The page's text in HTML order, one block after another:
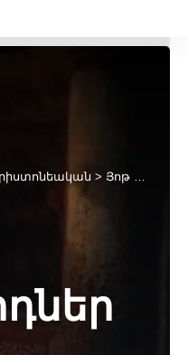
> Յոթ խորհուրդներ և առաքինություններ (հարց և պատասխան)